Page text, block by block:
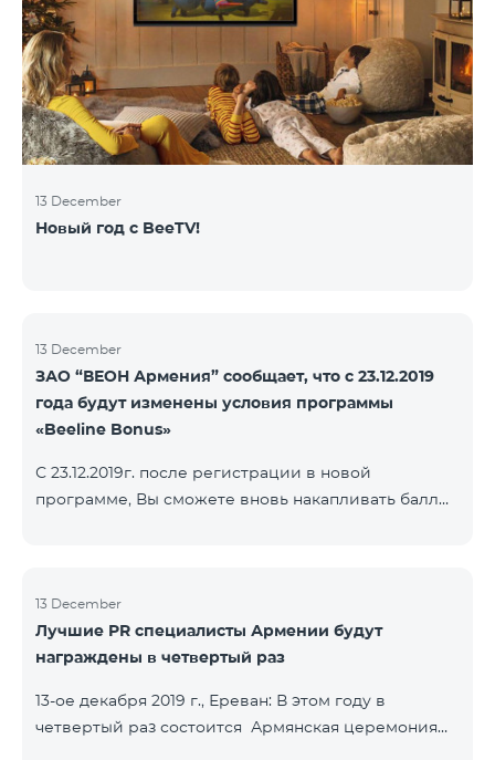
13 December
Новый год с BeeTV!
13 December
ЗАО “ВЕОН Армения” сообщает, что с 23.12.2019
года будут изменены условия программы
«Beeline Bonus»
С 23.12.2019г. после регистрации в новой
программе, Вы сможете вновь накапливать баллы
декабря 2019г. Абоненты статусов Gold и VIP
перейдут в новую программу со своим статусом.
При регистрации в новой программе абоненты
новой бонусной программы.
13 December
Лучшие PR специалисты Армении будут
награждены в четвертый раз
13-ое декабря 2019 г., Ереван: В этом году в
четвертый раз состоится Армянская церемония